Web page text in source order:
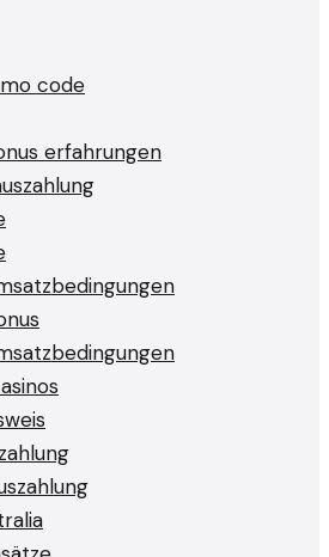
code
erfahrungen